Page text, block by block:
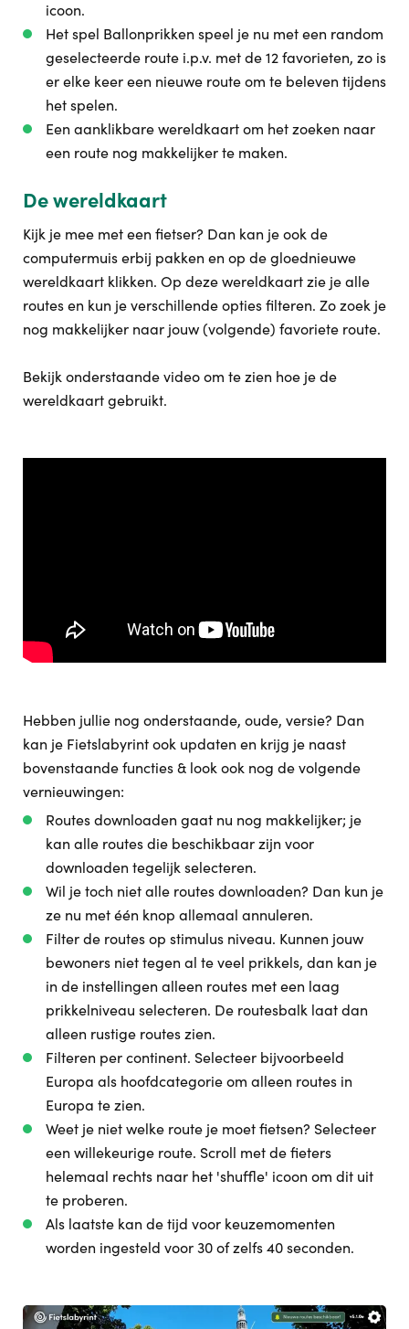
icoon.
Het spel Ballonprikken speel je nu met een random
geselecteerde route i.p.v. met de 12 favorieten, zo is
er elke keer een nieuwe route om te beleven tijdens
het spelen.
Een aanklikbare wereldkaart om het zoeken naar
een route nog makkelijker te maken.
De wereldkaart
Kijk je mee met een fietser? Dan kan je ook de
computermuis erbij pakken en op de gloednieuwe
wereldkaart klikken. Op deze wereldkaart zie je alle
routes en kun je verschillende opties filteren. Zo zoek je
nog makkelijker naar jouw (volgende) favoriete route.
Bekijk onderstaande video om te zien hoe je de
wereldkaart gebruikt.
Hebben jullie nog onderstaande, oude, versie? Dan
kan je Fietslabyrint ook updaten en krijg je naast
bovenstaande functies & look ook nog de volgende
vernieuwingen:
Routes downloaden gaat nu nog makkelijker; je
kan alle routes die beschikbaar zijn voor
downloaden tegelijk selecteren.
Wil je toch niet alle routes downloaden? Dan kun je
ze nu met één knop allemaal annuleren.
Filter de routes op stimulus niveau. Kunnen jouw
bewoners niet tegen al te veel prikkels, dan kan je
in de instellingen alleen routes met een laag
prikkelniveau selecteren. De routesbalk laat dan
alleen rustige routes zien.
Filteren per continent. Selecteer bijvoorbeeld
Europa als hoofdcategorie om alleen routes in
Europa te zien.
Weet je niet welke route je moet fietsen? Selecteer
een willekeurige route. Scroll met de fieters
helemaal rechts naar het 'shuffle' icoon om dit uit
te proberen.
Als laatste kan de tijd voor keuzemomenten
worden ingesteld voor 30 of zelfs 40 seconden.